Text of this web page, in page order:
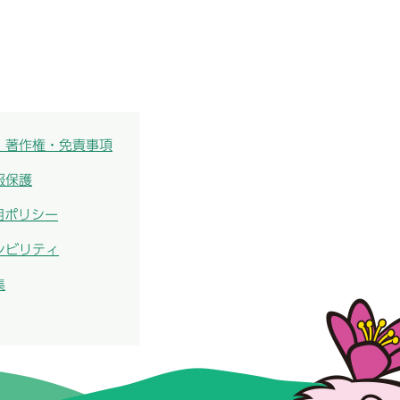
著作権・免責事項
保護
ポリシー
ビリティ